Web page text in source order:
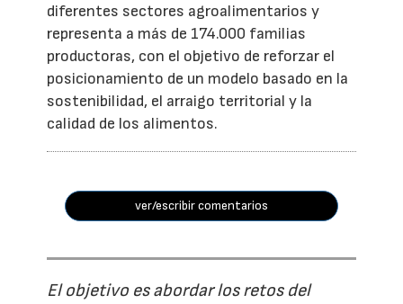
diferentes sectores agroalimentarios y
representa a más de 174.000 familias
productoras, con el objetivo de reforzar el
posicionamiento de un modelo basado en la
sostenibilidad, el arraigo territorial y la
calidad de los alimentos.
ver/escribir comentarios
El objetivo es abordar los retos del